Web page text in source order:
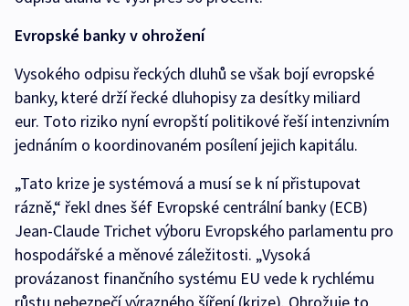
Evropské banky v ohrožení
Vysokého odpisu řeckých dluhů se však bojí evropské
banky, které drží řecké dluhopisy za desítky miliard
eur. Toto riziko nyní evropští politikové řeší intenzivním
jednáním o koordinovaném posílení jejich kapitálu.
„Tato krize je systémová a musí se k ní přistupovat
rázně,“ řekl dnes šéf Evropské centrální banky (ECB)
Jean-Claude Trichet výboru Evropského parlamentu pro
hospodářské a měnové záležitosti. „Vysoká
provázanost finančního systému EU vede k rychlému